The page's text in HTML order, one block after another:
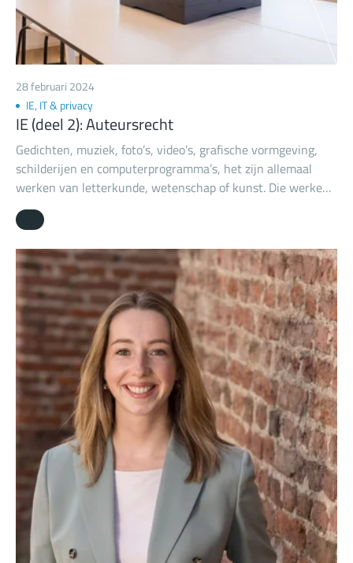
28 februari 2024
IE, IT & privacy
IE (deel 2): Auteursrecht
Gedichten, muziek, foto’s, video’s, grafische vormgeving,
schilderijen en computerprogramma’s, het zijn allemaal
werken van letterkunde, wetenschap of kunst. Die werken
kunnen auteursrechtelijk beschermd zijn. Het auteursrecht
is het exclusieve recht van de rechthebbende om dat werk
openbaar te maken en te verveelvoudigen. Vaak, maar niet
altijd is dat de maker van het werk. Dat is de persoon die
het werk creëert. Iedereen kan een maker zijn.